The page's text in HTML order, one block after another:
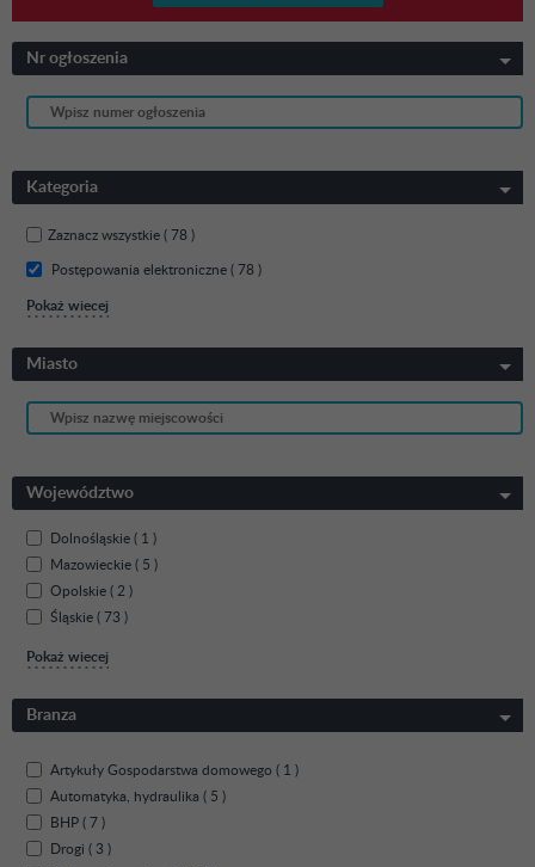
Nr ogłoszenia
Kategoria
Zaznacz wszystkie ( 78 )
Postępowania elektroniczne ( 78 )
Pokaż wiecej
Miasto
Województwo
Dolnośląskie ( 1 )
Mazowieckie ( 5 )
Opolskie ( 2 )
Śląskie ( 73 )
Pokaż wiecej
Branza
Artykuły Gospodarstwa domowego ( 1 )
Automatyka, hydraulika ( 5 )
BHP ( 7 )
Drogi ( 3 )